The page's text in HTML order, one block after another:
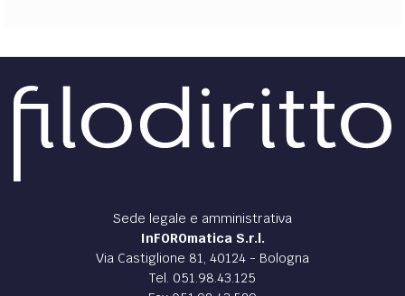
Sede legale e amministrativa
InFOROmatica S.r.l.
Via Castiglione 81, 40124 - Bologna
Tel. 051.98.43.125